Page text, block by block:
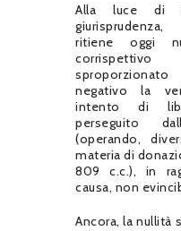
Alla luce di
ritiene oggi
negativo la
intento di
perseguito
(operando,
materia di
809 c.c.), in
causa, non
Ancora, la nullità